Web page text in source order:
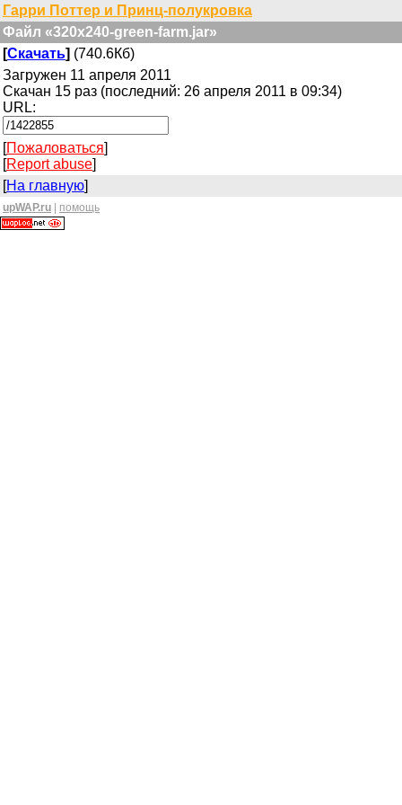
Гарри Поттер и Принц-полукровка
Файл «320x240-green-farm.jar»
[Скачать] (740.6Кб)
Загружен 11 апреля 2011
Скачан 15 раз (последний: 26 апреля 2011 в 09:34)
URL:
[Пожаловаться]
[Report abuse]
[На главную]
upWAP.ru помощь